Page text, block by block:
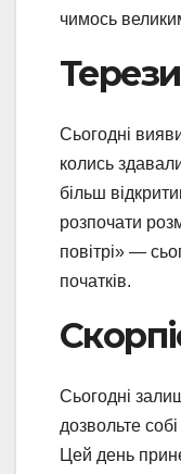
чимось
Терези
Сьогодні
колись
більш
розпочати
повітрі» —
початків.
Сьогодні
дозвольте
Цей день